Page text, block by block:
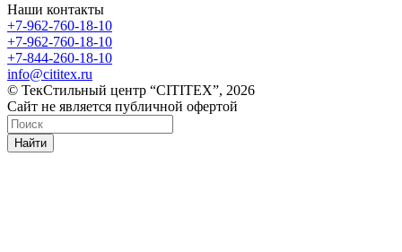
Наши контакты
+7-962-760-18-10
+7-962-760-18-10
+7-844-260-18-10
info@cititex.ru
© ТекСтильный центр “CITITEX”, 2026
Сайт не является публичной офертой
Найти